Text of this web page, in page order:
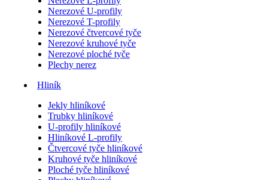
Nerezové U-profily
Nerezové T-profily
Nerezové čtvercové tyče
Nerezové kruhové tyče
Nerezové ploché tyče
Plechy nerez
Hliník
Jekly hliníkové
Trubky hliníkové
U-profily hliníkové
Hliníkové L-profily
Čtvercové tyče hliníkové
Kruhové tyče hliníkové
Ploché tyče hliníkové